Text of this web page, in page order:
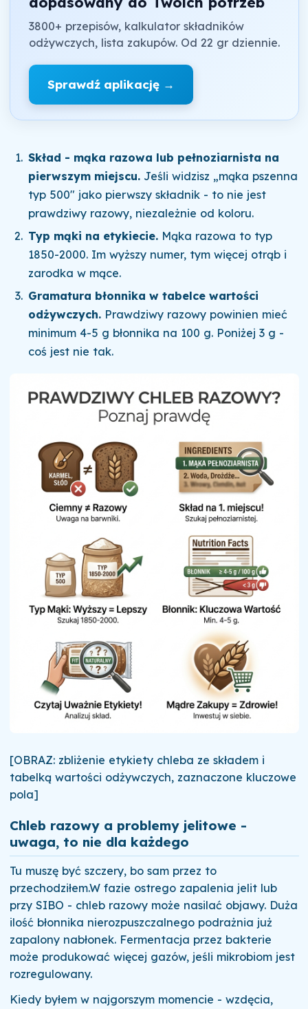
3800+ przepisów, kalkulator składników
odżywczych, lista zakupów. Od 22 gr dziennie.
Sprawdź aplikację →
Skład - mąka razowa lub pełnoziarnista na
pierwszym miejscu. Jeśli widzisz „mąka pszenna
typ 500" jako pierwszy składnik - to nie jest
prawdziwy razowy, niezależnie od koloru.
Typ mąki na etykiecie. Mąka razowa to typ
1850-2000. Im wyższy numer, tym więcej otrąb i
zarodka w mące.
Gramatura błonnika w tabelce wartości
odżywczych. Prawdziwy razowy powinien mieć
minimum 4-5 g błonnika na 100 g. Poniżej 3 g -
coś jest nie tak.
[OBRAZ: zbliżenie etykiety chleba ze składem i
tabelką wartości odżywczych, zaznaczone kluczowe
pola]
Chleb razowy a problemy jelitowe -
uwaga, to nie dla każdego
Tu muszę być szczery, bo sam przez to
przechodziłem.W fazie ostrego zapalenia jelit lub
przy SIBO - chleb razowy może nasilać objawy. Duża
ilość błonnika nierozpuszczalnego podrażnia już
zapalony nabłonek. Fermentacja przez bakterie
może produkować więcej gazów, jeśli mikrobiom jest
rozregulowany.
Kiedy byłem w najgorszym momencie - wzdęcia,